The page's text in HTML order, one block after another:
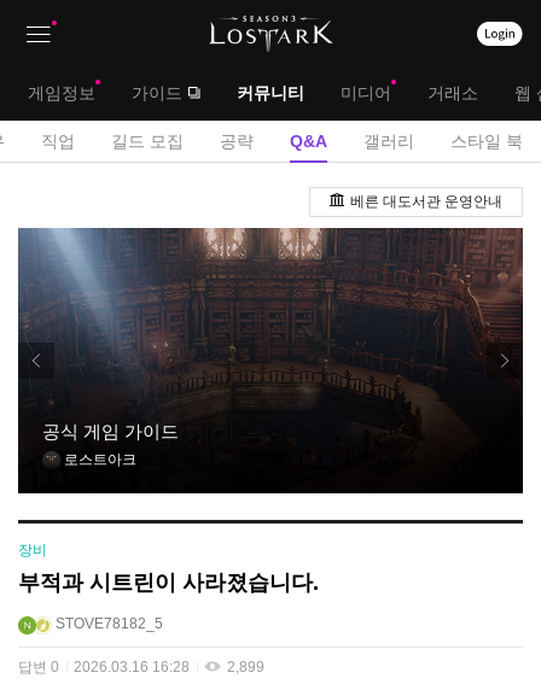
대
게임정보 가이드 커뮤니티 미디어 거래소 웹
메
뉴
직업 길드 모집 공략 Q&A 갤러리 스타일 북
&
시
판
베른 대도서관 운영안내
공식 게임 가이드
로스트아크
장비
부적과 시트린이 사라졌습니다.
STOVE78182_5
답변 0 2026.03.16 16:28 2,899